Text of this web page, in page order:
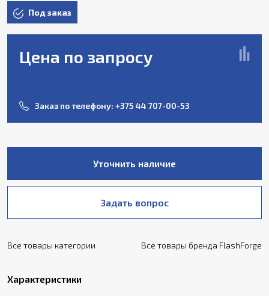
Под заказ
Цена по запросу
Заказ по телефону: +375 44 707-00-53
Уточнить наличие
Задать вопрос
Все товары категории Все товары бренда FlashForge
Характеристики